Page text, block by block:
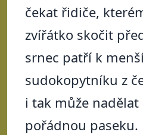
čekat řidiče,
zvířátko skočit
srnec patří k
sudokopytníku z
i tak může nadělat
pořádnou paseku.